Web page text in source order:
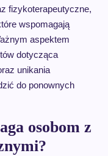
fizykoterapeutyczne,
wspomagają
aspektem
dotycząca
unikania
do ponownych
osobom z